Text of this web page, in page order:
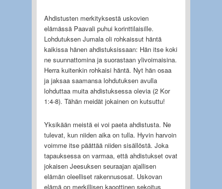
Ahdistusten merkityksestä uskovien
elämässä Paavali puhui korinttilaisille.
Lohdutuksen Jumala oli rohkaissut häntä
kaikissa hänen ahdistuksissaan: Hän itse koki
ne suunnattomina ja suorastaan ylivoimaisina.
Herra kuitenkin rohkaisi häntä. Nyt hän osaa
ja jaksaa saamansa lohdutuksen avulla
lohduttaa muita ahdistuksessa olevia (2 Kor
1:4-8). Tähän meidät jokainen on kutsuttu!
Yksikään meistä ei voi paeta ahdistusta. Ne
tulevat, kun niiden aika on tulla. Hyvin harvoin
voimme itse päättää niiden sisällöstä. Joka
tapauksessa on varmaa, että ahdistukset ovat
jokaisen Jeesuksen seuraajan ajallisen
elämän oleelliset rakennusosat. Uskovan
elämä on merkillisen kaoottinen sekoitus